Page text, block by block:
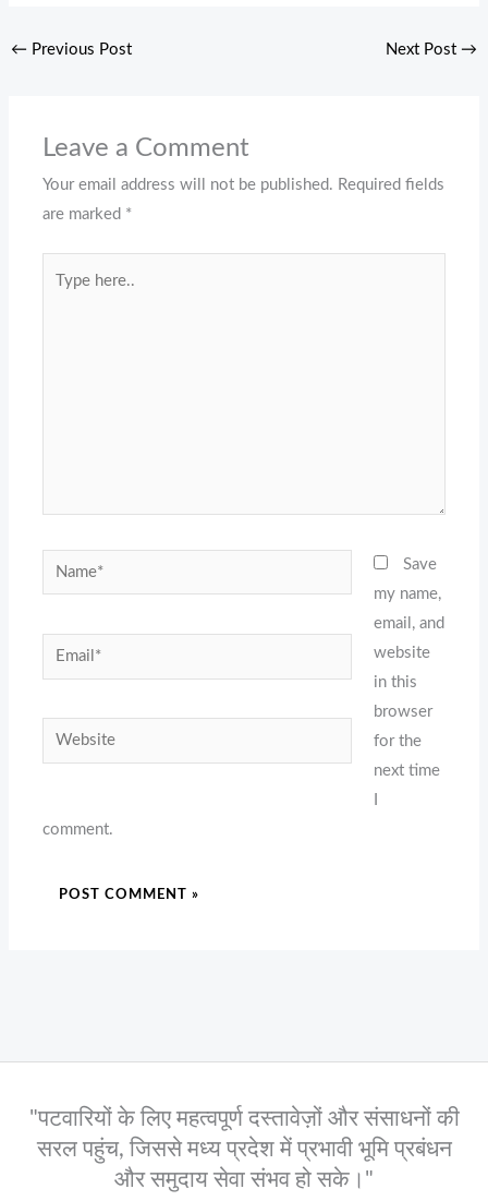
← Previous Post Next Post →
Leave a Comment
Your email address will not be published. Required fields
are marked *
Name*
Email*
Website
Save
my name,
email, and
website
in this
browser
for the
next time
comment.
"पटवारियों के लिए महत्वपूर्ण दस्तावेज़ों और संसाधनों की
सरल पहुंच, जिससे मध्य प्रदेश में प्रभावी भूमि प्रबंधन
और समुदाय सेवा संभव हो सके।"